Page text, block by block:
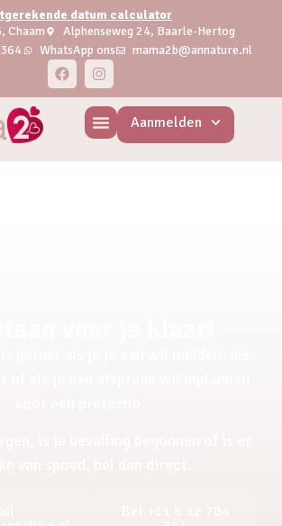
datum calculator
Chaam
Alphenseweg 24, Baarle-Hertog
WhatsApp ons mama2b@annature.nl
Aanmelden